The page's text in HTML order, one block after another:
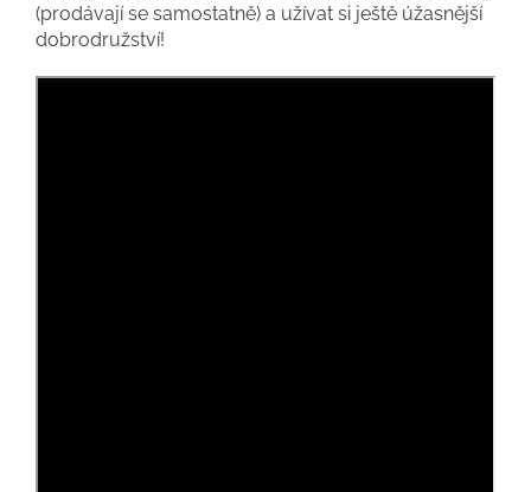
(prodávají se samostatně) a užívat si ještě úžasnější
dobrodružství!